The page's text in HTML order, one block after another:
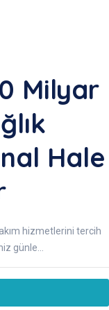
Milyar
Hale
hizmetlerini tercih
günle...